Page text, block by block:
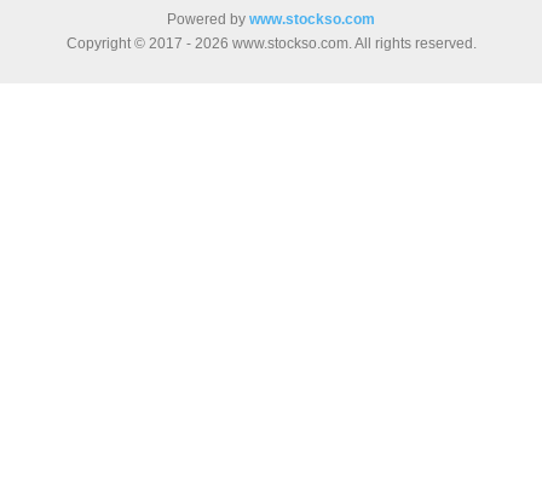
Powered by www.stockso.com
Copyright © 2017 - 2026 www.stockso.com. All rights reserved.